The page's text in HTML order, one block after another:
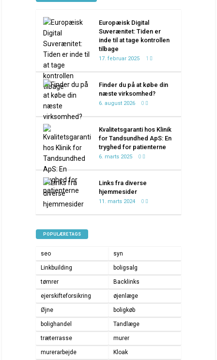
Europæisk Digital
Suverænitet: Tiden er
inde til at tage kontrollen
tilbage
17. februar 2025 1
Finder du på at købe din
næste virksomhed?
6. august 2026 0
Kvalitetsgaranti hos Klinik
for Tandsundhed ApS: En
tryghed for patienterne
6. marts 2025 0
Links fra diverse
hjemmesider
11. marts 2024 0
POPULÆRE TAGS
seo syn
Linkbuilding boligsalg
tømrer Backlinks
ejerskifteforsikring øjenlæge
Øjne boligkøb
bolighandel Tandlæge
træterrasse murer
murerarbejde Kloak